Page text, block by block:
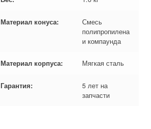
Материал конуса:
Смесь
полипропилена
и компаунда
Материал корпуса: Мягкая сталь
Гарантия:
5 лет на
запчасти